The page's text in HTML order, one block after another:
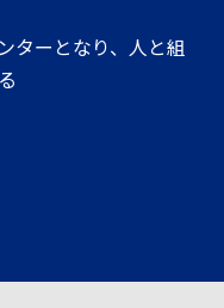
ターとなり、人と組